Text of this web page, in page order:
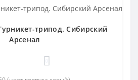
трипод. Сибирский
Арсенал